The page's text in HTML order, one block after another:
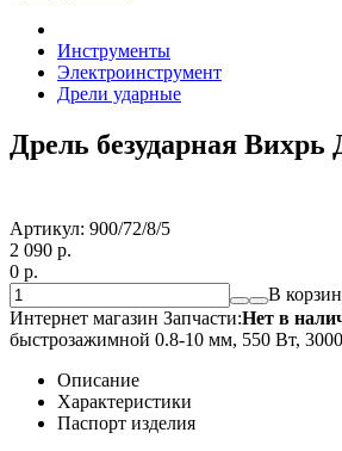
Инструменты
Электроинструмент
Дрели ударные
Дрель безударная Вихрь
Артикул: 900/72/8/5
2 090 p.
0 p.
В
Интернет магазин Запчасти:Нет в
быстрозажимной 0.8-10 мм, 550 Вт,
Описание
Характеристики
Паспорт изделия